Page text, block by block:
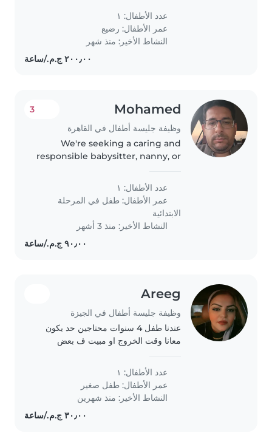
أولي ومناقشة احتياجاتنا طفل مواليد
٢٠٢٥ طفل رضيع اريد ثلاث او اربع..
عدد الأطفال: ١
عمر الأطفال: رضيع
النشاط الأخير: منذ شهر
Mohamed
وظيفة جليسة أطفال في القاهرة
3
We're seeking a caring and
responsible babysitter, nanny, or
energetic and curious
gradeschooler. Our child is
independent and full of energy,
so someone..
عدد الأطفال: ١
عمر الأطفال: طفل في المرحلة
الابتدائية
النشاط الأخير: منذ 3 أشهر
Areeg
وظيفة جليسة أطفال في الجيزة
عندنا طفل 4 سنوات محتاجين حد يكون
معانا وقت الخروج او مبيت ف بعض
عدد الأطفال: ١
عمر الأطفال: طفل صغير
النشاط الأخير: منذ شهرين